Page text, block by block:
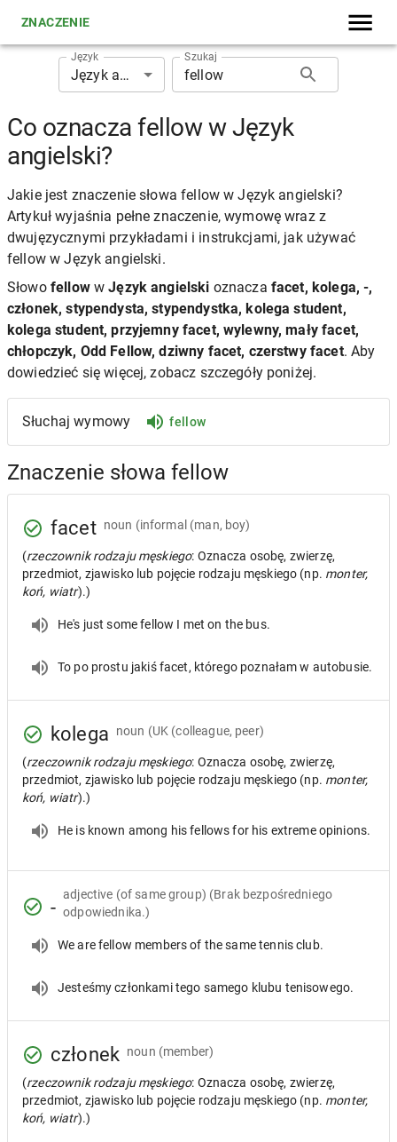
ZNACZENIE
Język
Język angielski
Szukaj
Co oznacza fellow w Język
angielski?
Jakie jest znaczenie słowa fellow w Język angielski?
Artykuł wyjaśnia pełne znaczenie, wymowę wraz z
dwujęzycznymi przykładami i instrukcjami, jak używać
fellow w Język angielski.
Słowo fellowwJęzyk angielski oznacza facet, kolega, -,
członek, stypendysta, stypendystka, kolega student,
kolega student, przyjemny facet, wylewny, mały facet,
chłopczyk, Odd Fellow, dziwny facet, czerstwy facet. Aby
dowiedzieć się więcej, zobacz szczegóły poniżej.
Słuchaj wymowy fellow
Znaczenie słowa fellow
facet noun (informal (man, boy)
(rzeczownik rodzaju męskiego: Oznacza osobę, zwierzę,
przedmiot, zjawisko lub pojęcie rodzaju męskiego (np. monter,
koń, wiatr).)
He's just some fellow I met on the bus.
To po prostu jakiś facet, którego poznałam w autobusie.
kolega noun (UK (colleague, peer)
(rzeczownik rodzaju męskiego: Oznacza osobę, zwierzę,
przedmiot, zjawisko lub pojęcie rodzaju męskiego (np. monter,
koń, wiatr).)
He is known among his fellows for his extreme opinions.
-
adjective (of same group) (Brak bezpośredniego
odpowiednika.)
We are fellow members of the same tennis club.
Jesteśmy członkami tego samego klubu tenisowego.
członek noun (member)
(rzeczownik rodzaju męskiego: Oznacza osobę, zwierzę,
przedmiot, zjawisko lub pojęcie rodzaju męskiego (np. monter,
koń, wiatr).)